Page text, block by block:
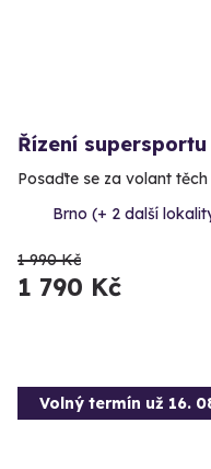
Řízení supersportu
Posaďte se za volant
Brno (+ 2 další
1 990 Kč
1 790 Kč
Volný termín už 16.